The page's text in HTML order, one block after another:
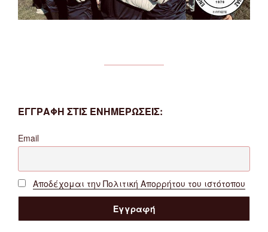
ΕΓΓΡΑΦΗ ΣΤΙΣ ΕΝΗΜΕΡΩΣΕΙΣ:
Email
Αποδέχομαι την Πολιτική Απορρήτου του ιστότοπου